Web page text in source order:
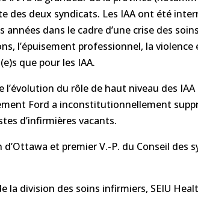
des deux syndicats. Les IAA ont été
années dans le cadre d’une crise des
l’épuisement professionnel, la
que pour les IAA.
du rôle de haut niveau des
Ford a inconstitutionnellement
d’infirmières vacants.
d’Ottawa et premier V.-P. du Conseil des
la division des soins infirmiers, SEIU